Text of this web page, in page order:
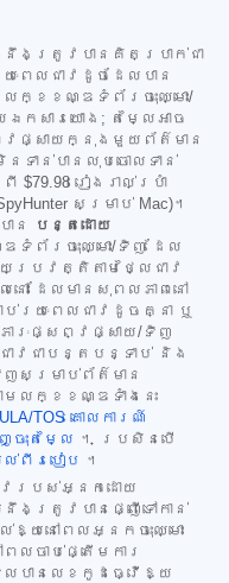
ងត្រូវបានគិតប្រាក់ជា
ពេលជាវដូចដែលបាន
ក្ខខណ្ឌទំព័រចុះឈ្មោះ/
កសារយោង; តម្លៃអាច
វផ្សាយក្នុងមួយព័ត៌មាន
ាន់បានលុបចោលទាន់
ពី $79.98 រៀងរាល់ប្រាំ
សម្រាប់ Mac)។
ន
បន្តដោយ
ព័រចុះឈ្មោះ/ទិញ ដែល
រវត្តិតាមថ្លៃជាវ
ោះ ដែលមានសុពលភាពនៅ
យៈពេលជាវដូចគ្នា ឬ
រៈផ្សព្វផ្សាយ/ទិញ
ាវជាបន្តបន្ទាប់ និង
សម្រាប់ព័ត៌មាន
លក្ខខណ្ឌទាំងនេះ
TOS គោលការណ៍
ះតម្លៃ ។ ប្រសិនបើ
ពីរបៀប ។
ាវរបស់អ្នកដោយ
ត្រូវបានផ្ញើទៅកាន់
យនៅពេលអ្នកចុះឈ្មោះ
លចាប់ផ្តើមការ
ានលេខកូដធ្វើឱ្យ